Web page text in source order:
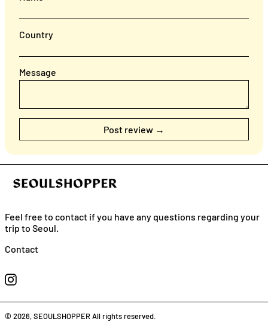
Country
Message
Feel free to contact if you have any questions regarding your
trip to Seoul.
Contact
Instagram
© 2026,SEOULSHOPPERAll rights reserved.
日本語
繁體中文